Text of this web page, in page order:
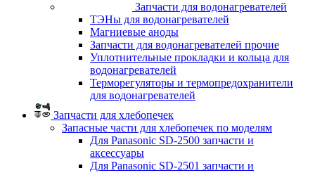
Запчасти для водонагревателей
ТЭНы для водонагревателей
Магниевые аноды
Запчасти для водонагревателей прочие
Уплотнительные прокладки и кольца для
водонагревателей
Терморегуляторы и термопредохранители
для водонагревателей
Запчасти для хлебопечек
Запасные части для хлебопечек по моделям
Для Panasonic SD-2500 запчасти и
аксессуары
Для Panasonic SD-2501 запчасти и